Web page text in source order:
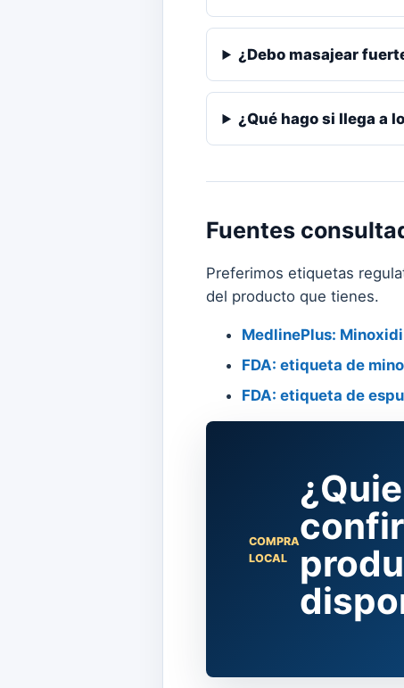
¿Debo masajear
¿Qué hago si llega a
Fuentes
Preferimos etiquetas
del producto que tienes.
MedlinePlus:
FDA: etiqueta de
FDA: etiqueta de
COMPRA
LOCAL